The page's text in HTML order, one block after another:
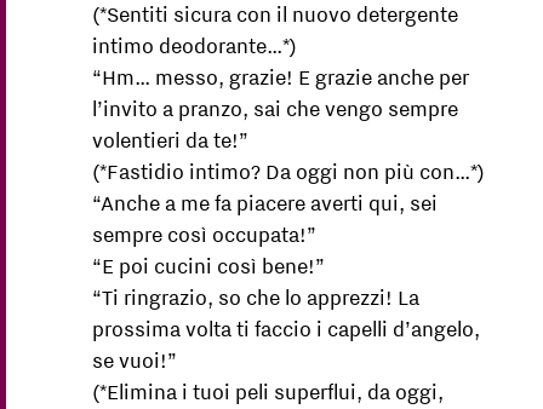
(*Sentiti sicura con il nuovo detergente
intimo deodorante…*)
“Hm… messo, grazie! E grazie anche per
l’invito a pranzo, sai che vengo sempre
volentieri da te!”
(*Fastidio intimo? Da oggi non più con…*)
“Anche a me fa piacere averti qui, sei
sempre così occupata!”
“E poi cucini così bene!”
“Ti ringrazio, so che lo apprezzi! La
prossima volta ti faccio i capelli d’angelo,
se vuoi!”
(*Elimina i tuoi peli superflui, da oggi,